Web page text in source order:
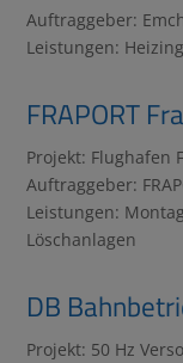
Auftraggeber:
Leistungen:
FRAPORT
Projekt: Flughafen
Auftraggeber:
Leistungen:
Löschanlagen
DB
Projekt: 50 Hz